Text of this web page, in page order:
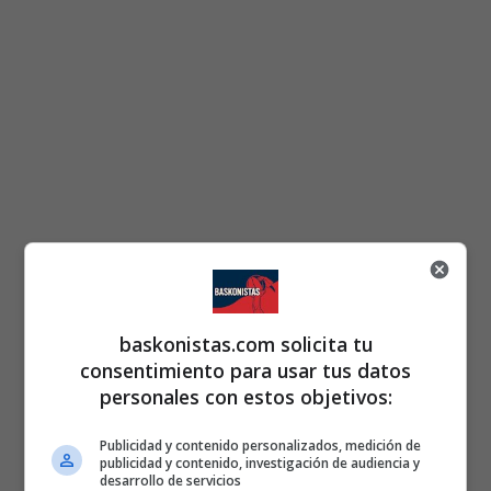
baskonistas.com solicita tu
consentimiento para usar tus datos
personales con estos objetivos:
Publicidad y contenido personalizados, medición de
publicidad y contenido, investigación de audiencia y
desarrollo de servicios